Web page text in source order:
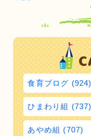
食育ブログ (924)
ひまわり組 (737)
あやめ組 (707)